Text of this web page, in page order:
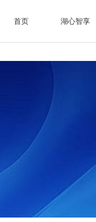
首页 湖心智享